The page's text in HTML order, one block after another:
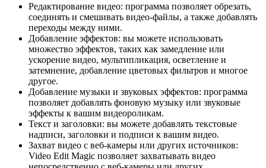
Редактирование видео: программа позволяет обрезать,
соединять и смешивать видео-файлы, а также добавлять
переходы между ними.
Добавление эффектов: вы можете использовать
множество эффектов, таких как замедление или
ускорение видео, мультипликация, осветление и
затемнение, добавление цветовых фильтров и многое
другое.
Добавление музыки и звуковых эффектов: программа
позволяет добавлять фоновую музыку или звуковые
эффекты к вашим видеороликам.
Текст и заголовки: вы можете добавлять текстовые
надписи, заголовки и подписи к вашим видео.
Захват видео с веб-камеры или других источников:
Video Edit Magic позволяет захватывать видео